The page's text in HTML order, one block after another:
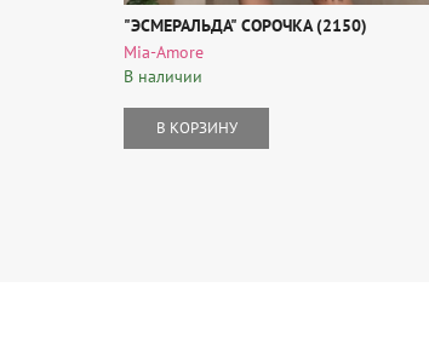
"ЭСМЕРАЛЬДА" СОРОЧКА (2150)
Mia-Amore
В наличии
В КОРЗИНУ